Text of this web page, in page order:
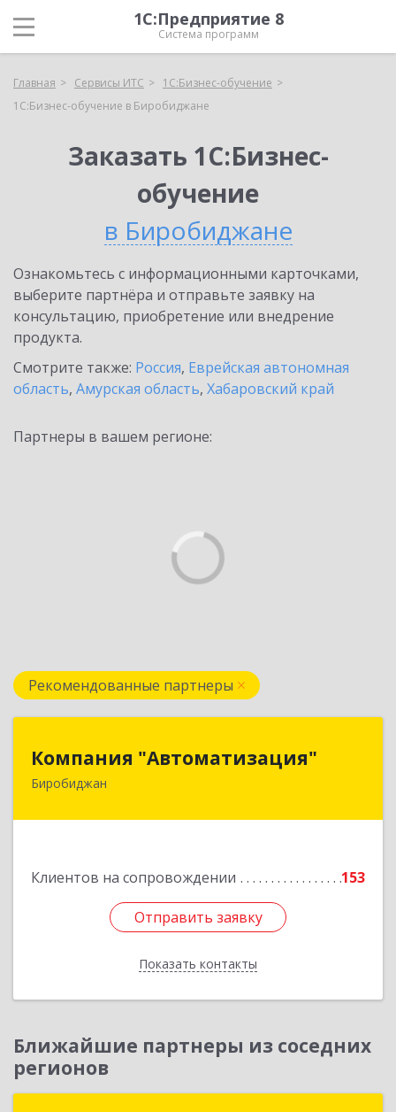
1С:Предприятие 8
Система программ
Главная Сервисы ИТС
1С:Бизнес-обучение
1С:Бизнес-обучение в Биробиджане
Заказать 1С:Бизнес-
обучение
в Биробиджане
Ознакомьтесь с информационными карточками,
выберите партнёра и отправьте заявку на
консультацию, приобретение или внедрение
продукта.
Смотрите также: Россия, Еврейская автономная
область, Амурская область, Хабаровский край
Партнеры в вашем регионе:
Рекомендованные партнеры
Компания "Автоматизация"
Биробиджан
Клиентов на сопровождении 153
Отправить заявку
Показать контакты
679016, Еврейская Аобл, Биробиджан г,
Отправить заявку
Назад
Ближайшие партнеры из соседних
регионов